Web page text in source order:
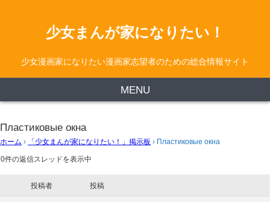
少女まんが家になりたい！
少女漫画家になりたい漫画家志望者のための総合情報サイト
MENU
Пластиковые окна
ホーム › 「少女まんが家になりたい！」掲示板 › Пластиковые окна
0件の返信スレッドを表示中
投稿者 投稿